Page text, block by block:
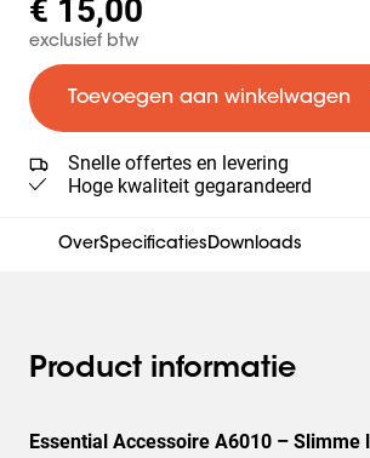
€ 15,00
exclusief btw
Toevoegen aan winkelwagen
Snelle offertes en levering
Hoge kwaliteit gegarandeerd
OverSpecificatiesDownloads
Product informatie
Essential Accessoire A6010 – Slimme